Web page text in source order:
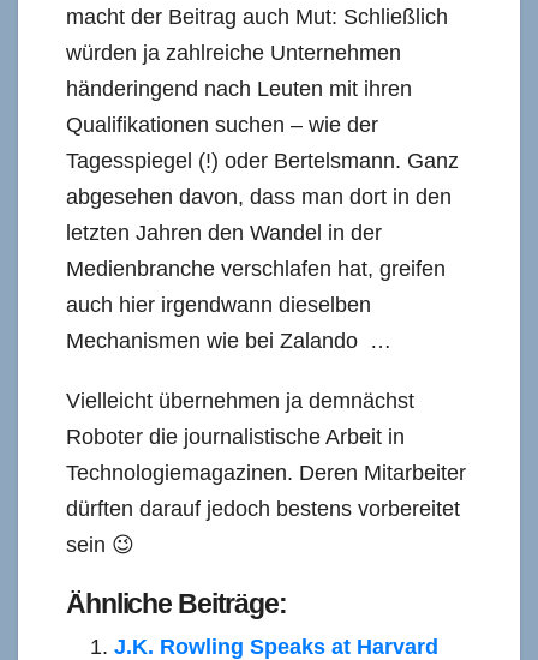
macht der Beitrag auch Mut: Schließlich
würden ja zahlreiche Unternehmen
händeringend nach Leuten mit ihren
Qualifikationen suchen – wie der
Tagesspiegel (!) oder Bertelsmann. Ganz
abgesehen davon, dass man dort in den
letzten Jahren den Wandel in der
Medienbranche verschlafen hat, greifen
auch hier irgendwann dieselben
Mechanismen wie bei Zalando …
Vielleicht übernehmen ja demnächst
Roboter die journalistische Arbeit in
Technologiemagazinen. Deren Mitarbeiter
dürften darauf jedoch bestens vorbereitet
sein 😉
Ähnliche Beiträge:
J.K. Rowling Speaks at Harvard